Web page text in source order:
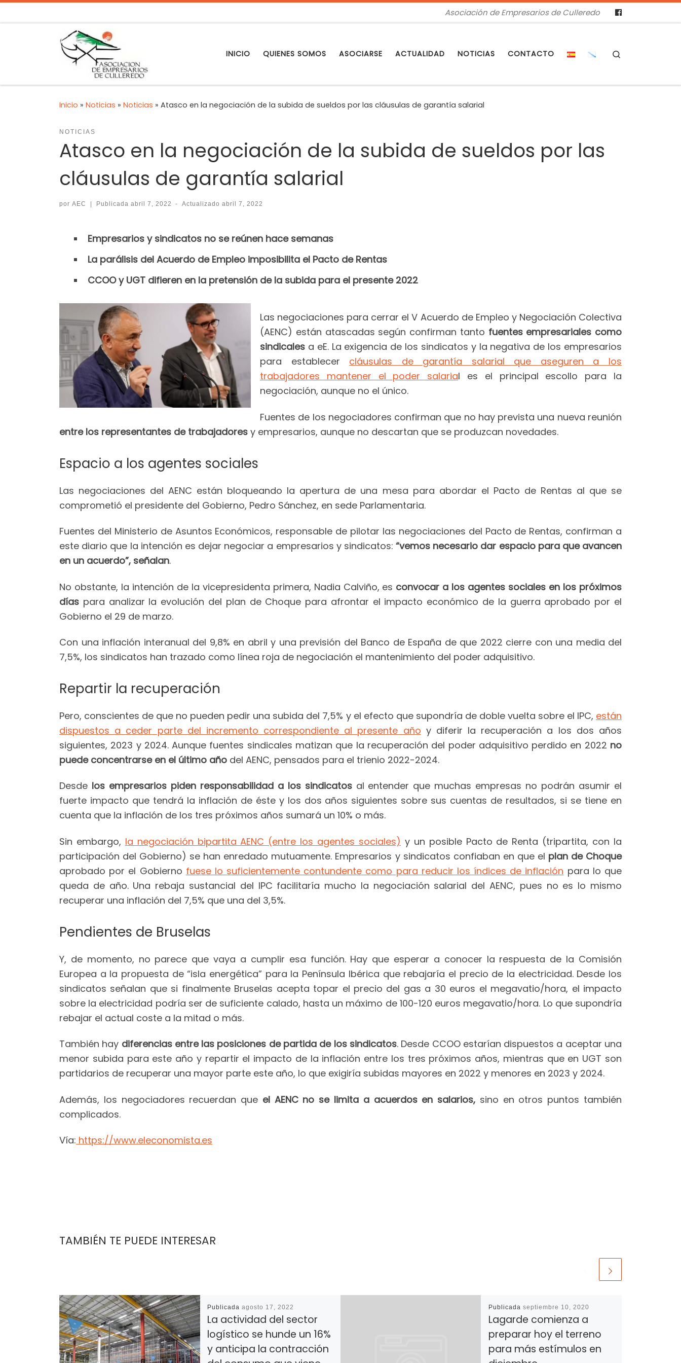
Asociación de Empresarios de Culleredo
INICIO QUIENES SOMOS ASOCIARSE ACTUALIDAD NOTICIAS CONTACTO
Inicio » Noticias » Noticias » Atasco en la negociación de la subida de sueldos por las cláusulas de garantía salarial
NOTICIAS
Atasco en la negociación de la subida de sueldos por las
cláusulas de garantía salarial
por AEC | Publicada abril 7, 2022 - Actualizadoabril 7, 2022
Empresarios y sindicatos no se reúnen hace semanas
La parálisis del Acuerdo de Empleo imposibilita el Pacto de Rentas
CCOO y UGT difieren en la pretensión de la subida para el presente 2022
Las negociaciones para cerrar el V Acuerdo de Empleo y Negociación Colectiva
(AENC) están atascadas según confirman tanto fuentes empresariales como
sindicales a eE. La exigencia de los sindicatos y la negativa de los empresarios
para establecer cláusulas de garantía salarial que aseguren a los
trabajadores mantener el poder salarial es el principal escollo para la
negociación, aunque no el único.
Fuentes de los negociadores confirman que no hay prevista una nueva reunión
entre los representantes de trabajadores y empresarios, aunque no descartan que se produzcan novedades.
Espacio a los agentes sociales
Las negociaciones del AENC están bloqueando la apertura de una mesa para abordar el Pacto de Rentas al que se
comprometió el presidente del Gobierno, Pedro Sánchez, en sede Parlamentaria.
Fuentes del Ministerio de Asuntos Económicos, responsable de pilotar las negociaciones del Pacto de Rentas, confirman a
este diario que la intención es dejar negociar a empresarios y sindicatos: “vemos necesario dar espacio para que avancen
en un acuerdo”, señalan.
No obstante, la intención de la vicepresidenta primera, Nadia Calviño, es convocar a los agentes sociales en los próximos
días para analizar la evolución del plan de Choque para afrontar el impacto económico de la guerra aprobado por el
Gobierno el 29 de marzo.
Con una inflación interanual del 9,8% en abril y una previsión del Banco de España de que 2022 cierre con una media del
7,5%, los sindicatos han trazado como línea roja de negociación el mantenimiento del poder adquisitivo.
Repartir la recuperación
Pero, conscientes de que no pueden pedir una subida del 7,5% y el efecto que supondría de doble vuelta sobre el IPC, están
dispuestos a ceder parte del incremento correspondiente al presente año y diferir la recuperación a los dos años
siguientes, 2023 y 2024. Aunque fuentes sindicales matizan que la recuperación del poder adquisitivo perdido en 2022 no
puede concentrarse en el último año del AENC, pensados para el trienio 2022-2024.
Desde los empresarios piden responsabilidad a los sindicatosal entender que muchas empresas no podrán asumir el
fuerte impacto que tendrá la inflación de éste y los dos años siguientes sobre sus cuentas de resultados, si se tiene en
cuenta que la inflación de los tres próximos años sumará un 10% o más.
Sin embargo, la negociación bipartita AENC (entre los agentes sociales) y un posible Pacto de Renta (tripartita, con la
participación del Gobierno) se han enredado mutuamente. Empresarios y sindicatos confiaban en que el plan de Choque
aprobado por el Gobierno fuese lo suficientemente contundente como para reducir los índices de inflación para lo que
queda de año. Una rebaja sustancial del IPC facilitaría mucho la negociación salarial del AENC, pues no es lo mismo
recuperar una inflación del 7,5% que una del 3,5%.
Pendientes de Bruselas
Y, de momento, no parece que vaya a cumplir esa función. Hay que esperar a conocer la respuesta de la Comisión
Europea a la propuesta de “isla energética” para la Península Ibérica que rebajaría el precio de la electricidad. Desde los
sindicatos señalan que si finalmente Bruselas acepta topar el precio del gas a 30 euros el megavatio/hora, el impacto
sobre la electricidad podría ser de suficiente calado, hasta un máximo de 100-120 euros megavatio/hora. Lo que supondría
rebajar el actual coste a la mitad o más.
También hay diferencias entre las posiciones de partida de los sindicatos. Desde CCOO estarían dispuestos a aceptar una
menor subida para este año y repartir el impacto de la inflación entre los tres próximos años, mientras que en UGT son
partidarios de recuperar una mayor parte este año, lo que exigiría subidas mayores en 2022 y menores en 2023 y 2024.
Además, los negociadores recuerdan que el AENC no se limita a acuerdos en salarios, sino en otros puntos también
complicados.
Vía: https://www.eleconomista.es
TAMBIÉN TE PUEDE INTERESAR
Publicada agosto 17, 2022
La actividad del sector
logístico se hunde un 16%
y anticipa la contracción
Publicada septiembre 10, 2020
Lagarde comienza a
preparar hoy el terreno
para más estímulos en